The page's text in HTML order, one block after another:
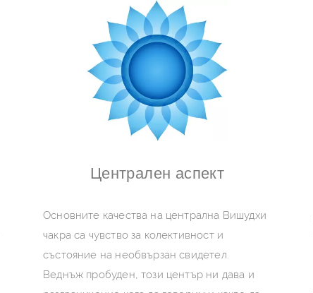
Централен аспект
Основните качества на централна Вишудхи
чакра са чувство за колективност и
състояние на необвързан свидетел.
Веднъж пробуден, този център ни дава и